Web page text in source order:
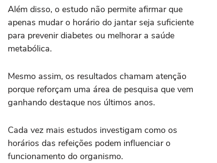
Além disso, o estudo não permite afirmar que
apenas mudar o horário do jantar seja suficiente
para prevenir diabetes ou melhorar a saúde
metabólica.
Mesmo assim, os resultados chamam atenção
porque reforçam uma área de pesquisa que vem
ganhando destaque nos últimos anos.
Cada vez mais estudos investigam como os
horários das refeições podem influenciar o
funcionamento do organismo.